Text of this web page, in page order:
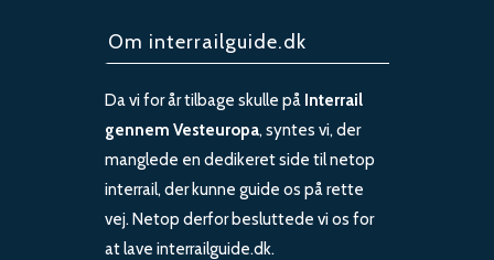
Om interrailguide.dk
Da vi for år tilbage skulle på Interrail
gennem Vesteuropa, syntes vi, der
manglede en dedikeret side til netop
interrail, der kunne guide os på rette
vej. Netop derfor besluttede vi os for
at lave interrailguide.dk.